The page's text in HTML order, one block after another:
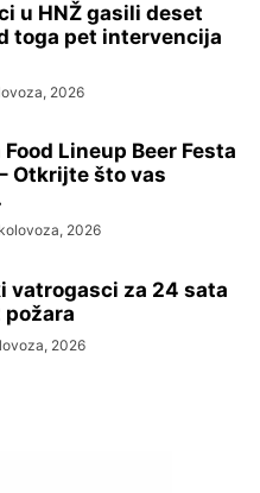
u HNŽ gasili deset
toga pet intervencija
2026
Lineup Beer Festa
Otkrijte što vas
2026
vatrogasci za 24 sata
požara
2026